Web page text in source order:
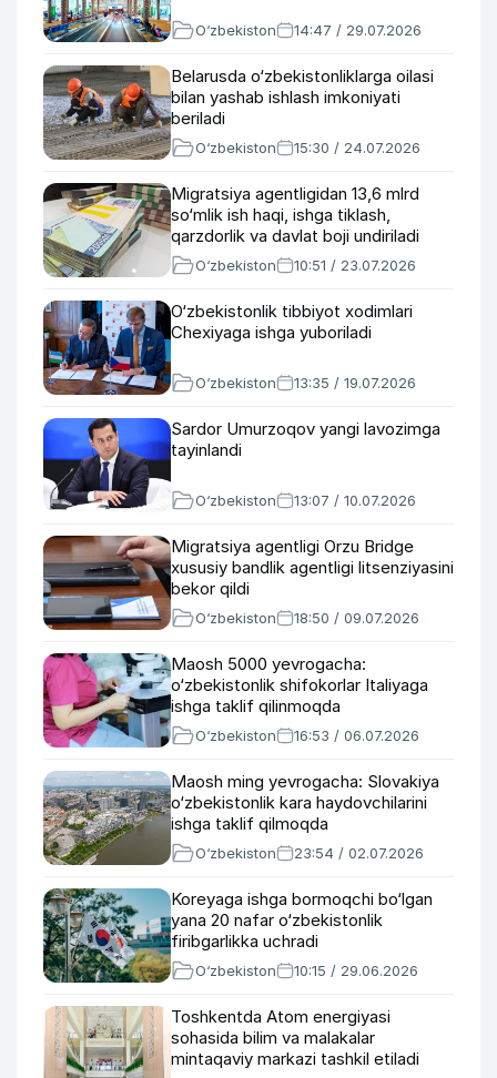
O‘zbekiston 14:47 / 29.07.2026
Belarusda o‘zbekistonliklarga oilasi
bilan yashab ishlash imkoniyati
beriladi
O‘zbekiston 15:30 / 24.07.2026
Migratsiya agentligidan 13,6 mlrd
so‘mlik ish haqi, ishga tiklash,
qarzdorlik va davlat boji undiriladi
O‘zbekiston 10:51 / 23.07.2026
O‘zbekistonlik tibbiyot xodimlari
Chexiyaga ishga yuboriladi
O‘zbekiston 13:35 / 19.07.2026
Sardor Umurzoqov yangi lavozimga
tayinlandi
O‘zbekiston 13:07 / 10.07.2026
Migratsiya agentligi Orzu Bridge
xususiy bandlik agentligi litsenziyasini
bekor qildi
O‘zbekiston 18:50 / 09.07.2026
Maosh 5000 yevrogacha:
o‘zbekistonlik shifokorlar Italiyaga
ishga taklif qilinmoqda
O‘zbekiston 16:53 / 06.07.2026
Maosh ming yevrogacha: Slovakiya
o‘zbekistonlik kara haydovchilarini
ishga taklif qilmoqda
O‘zbekiston 23:54 / 02.07.2026
Koreyaga ishga bormoqchi bo‘lgan
yana 20 nafar o‘zbekistonlik
firibgarlikka uchradi
O‘zbekiston 10:15 / 29.06.2026
Toshkentda Atom energiyasi
sohasida bilim va malakalar
mintaqaviy markazi tashkil etiladi